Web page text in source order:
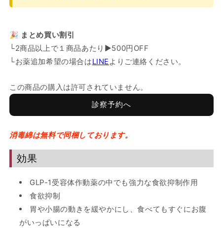
🎉 まとめ買い割引
└2商品以上で１商品あたり▶︎500円OFF
└お薬追加希望の場合はLINE よりご連絡ください。
この商品の購入は許可されていません。
診察予約へ
消毒綿は無料で同梱しております。
効果
GLP-1受容体作動薬の中でも強力な食欲抑制作用
食欲抑制
胃や小腸の動きを緩やかにし、食べてもすぐにお腹
がいっぱいになる